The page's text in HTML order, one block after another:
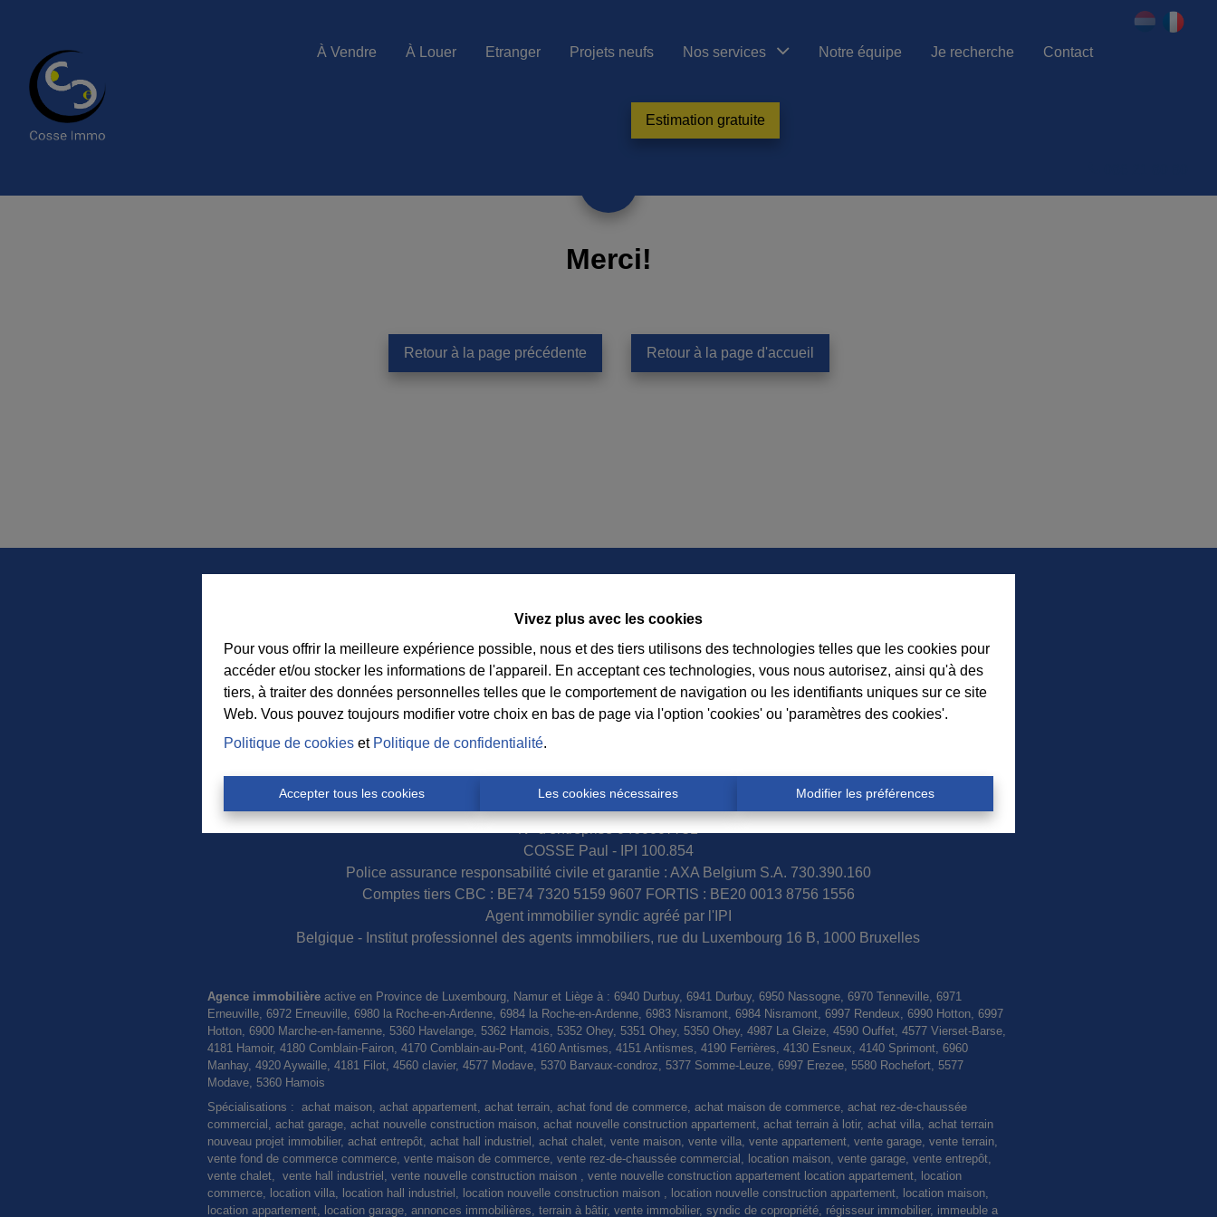
Vivez plus avec les cookies
Pour vous offrir la meilleure expérience possible, nous et des tiers utilisons des technologies telles que les cookies pour
accéder et/ou stocker les informations de l'appareil. En acceptant ces technologies, vous nous autorisez, ainsi qu'à des
tiers, à traiter des données personnelles telles que le comportement de navigation ou les identifiants uniques sur ce site
Web. Vous pouvez toujours modifier votre choix en bas de page via l'option 'cookies' ou 'paramètres des cookies'.
Politique de cookies et Politique de confidentialité.
Accepter tous les cookies Les cookies nécessaires Modifier les préférences
À Vendre À Louer Etranger Projets neufs Nos services Notre équipe Je recherche Contact
Estimation gratuite
Merci!
Retour à la page précédente Retour à la page d'accueil
Contact
Immobilière Cosse
Rue Jean de Bohême 5
6940 DURBUY
E-mail:
Suivez nos nouveaux biens, nos
conseils immobiliers et l’actualité de
l’agence à Durbuy sur nos réseaux
sociaux.
COSSE Paul - IPI 100.854
Police assurance responsabilité civile et garantie : AXA Belgium S.A. 730.390.160
Comptes tiers CBC : BE74 7320 5159 9607 FORTIS : BE20 0013 8756 1556
Agent immobilier syndic agréé par l'IPI
Belgique - Institut professionnel des agents immobiliers, rue du Luxembourg 16 B, 1000 Bruxelles
Agence immobilière active en Province de Luxembourg, Namur et Liège à : 6940 Durbuy, 6941 Durbuy, 6950 Nassogne, 6970 Tenneville, 6971
Erneuville, 6972 Erneuville, 6980 la Roche-en-Ardenne, 6984 la Roche-en-Ardenne, 6983 Nisramont, 6984 Nisramont, 6997 Rendeux, 6990 Hotton, 6997
Hotton, 6900 Marche-en-famenne, 5360 Havelange, 5362 Hamois, 5352 Ohey, 5351 Ohey, 5350 Ohey, 4987 La Gleize, 4590 Ouffet, 4577 Vierset-Barse,
4181 Hamoir, 4180 Comblain-Fairon, 4170 Comblain-au-Pont, 4160 Antismes, 4151 Antismes, 4190 Ferrières, 4130 Esneux, 4140 Sprimont, 6960
Manhay, 4920 Aywaille, 4181 Filot, 4560 clavier, 4577 Modave, 5370 Barvaux-condroz, 5377 Somme-Leuze, 6997 Erezee, 5580 Rochefort, 5577
Modave, 5360 Hamois
Spécialisations : achat maison, achat appartement, achat terrain, achat fond de commerce, achat maison de commerce, achat rez-de-chaussée
commercial, achat garage, achat nouvelle construction maison, achat nouvelle construction appartement, achat terrain à lotir, achat villa, achat terrain
nouveau projet immobilier, achat entrepôt, achat hall industriel, achat chalet, vente maison, vente villa, vente appartement, vente garage, vente terrain,
vente fond de commerce commerce, vente maison de commerce, vente rez-de-chaussée commercial, location maison, vente garage, vente entrepôt,
vente chalet, vente hall industriel, vente nouvelle construction maison , vente nouvelle construction appartement location appartement, location
commerce, location villa, location hall industriel, location nouvelle construction maison , location nouvelle construction appartement, location maison,
location appartement, location garage, annonces immobilières, terrain à bâtir, vente immobilier, syndic de copropriété, régisseur immobilier, immeuble a